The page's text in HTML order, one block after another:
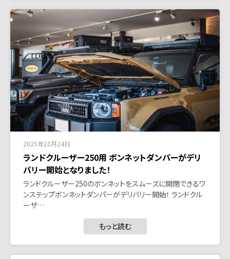
2025年10月24日
ランドクルーザー250用 ボンネットダンパーがデリ
バリー開始となりました！
ランドクルーザー250のボンネットをスムーズに開閉できるワ
ンステップボンネットダンパーがデリバリー開始！ ランドクル
ーザ…
もっと読む